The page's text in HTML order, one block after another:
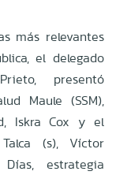
más relevantes
el delegado
presentó
Maule (SSM),
Iskra Cox y el
(s), Víctor
estrategia